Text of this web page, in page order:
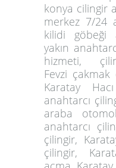
konya cilingir
merkez 7/24
kilidi göbeği
yakın
hizmeti,
Fevzi
Karatay
anahtarcı
araba
anahtarcı
çilingir,
çilingir,